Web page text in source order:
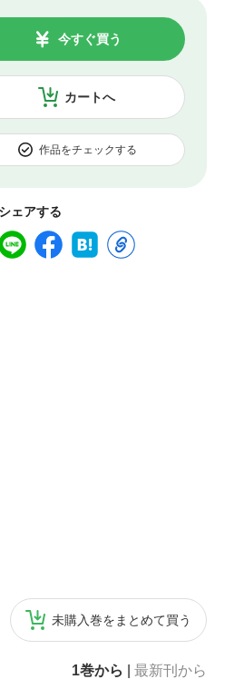
カートへ
今すぐ買う
作品をチェックする
ェアする
未購入巻をまとめて買う
1巻から 最新刊から